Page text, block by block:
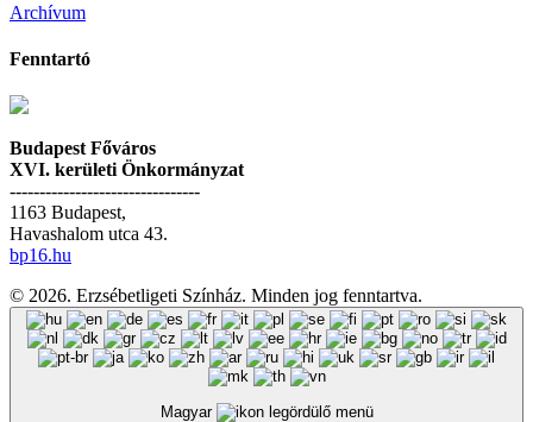
Archívum
Fenntartó
Budapest Főváros
XVI. kerületi Önkormányzat
--------------------------------
1163 Budapest,
Havashalom utca 43.
bp16.hu
© 2026. Erzsébetligeti Színház. Minden jog fenntartva.
Magyar